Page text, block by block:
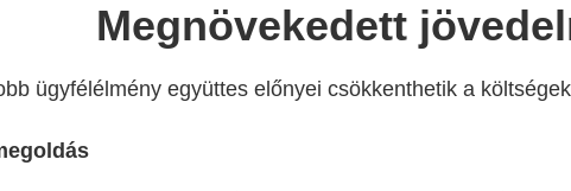
Megnövekedett
ügyfélélmény együttes előnyei csökkenthetik a